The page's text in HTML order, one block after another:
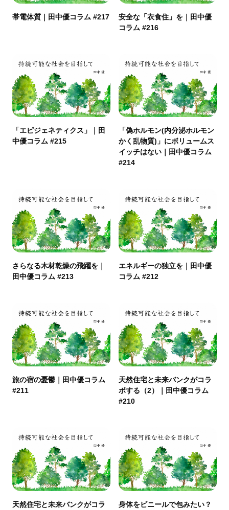
帯電体質｜田中優コラム #217
安全な「衣食住」を｜田中優
コラム #216
「エピジェネティクス」｜田
中優コラム #215
「偽ホルモン(内分泌ホルモン
かく乱物質)」にボリュームス
イッチはない｜田中優コラム
#214
さらなる木材乾燥の飛躍を｜
田中優コラム #213
エネルギーの独立を｜田中優
コラム #212
旅の宿の憂鬱｜田中優コラム
#211
天然住宅と未来バンクがコラ
ボする（2）｜田中優コラム
#210
天然住宅と未来バンクがコラ
身体をビニールで包みたい？